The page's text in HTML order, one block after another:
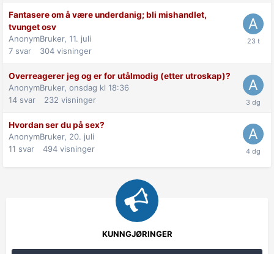
Fantasere om å være underdanig; bli mishandlet,
tvunget osv
AnonymBruker, 11. juli
7 svar 304 visninger
Overreagerer jeg og er for utålmodig (etter utroskap)?
AnonymBruker, onsdag kl 18:36
14 svar 232 visninger
Hvordan ser du på sex?
AnonymBruker, 20. juli
11 svar 494 visninger
KUNNGJØRINGER